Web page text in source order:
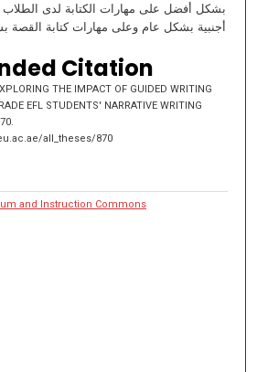
بشكل أفضل على مهارات الكتابة لدى الطلاب
أجنبية بشكل عام وعلى مهارات كتابة
Citation
THE IMPACT OF GUIDED WRITING
EFL STUDENTS' NARRATIVE WRITING
all_theses/870
and Instruction Commons